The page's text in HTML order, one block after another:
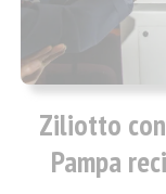
Ziliotto
Pampa